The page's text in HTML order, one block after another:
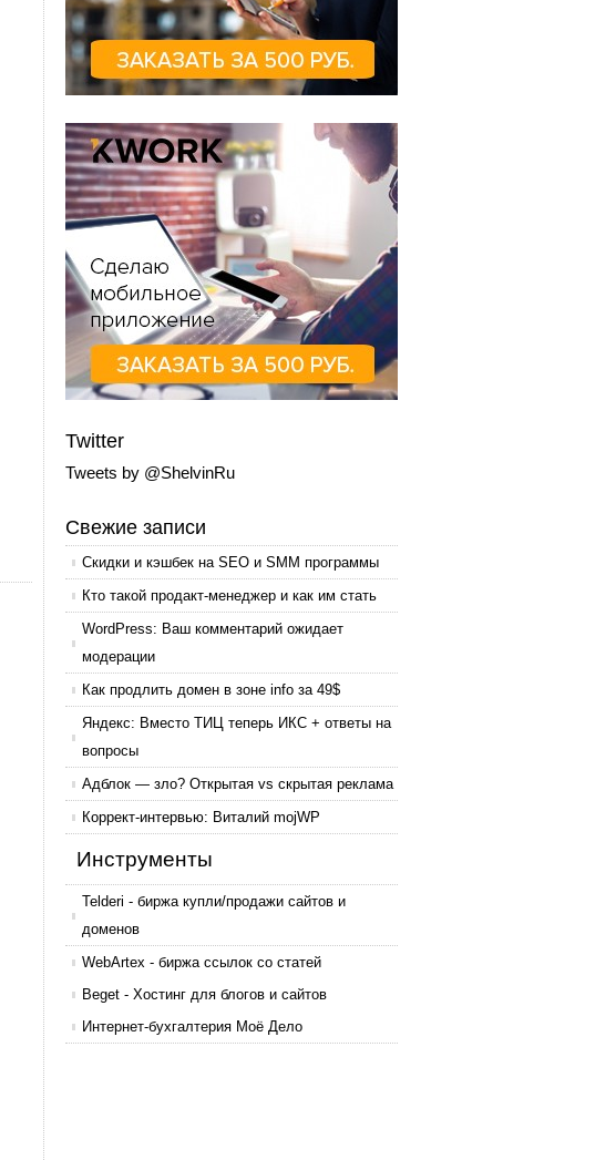
Twitter
Tweets by @ShelvinRu
Свежие записи
Скидки и кэшбек на SEO и SMM программы
Кто такой продакт-менеджер и как им стать
WordPress: Ваш комментарий ожидает
модерации
Как продлить домен в зоне info за 49$
Яндекс: Вместо ТИЦ теперь ИКС + ответы на
вопросы
Адблок — зло? Открытая vs скрытая реклама
Коррект-интервью: Виталий mojWP
Инструменты
Telderi - биржа купли/продажи сайтов и
доменов
WebArtex - биржа ссылок со статей
Beget - Хостинг для блогов и сайтов
Интернет-бухгалтерия Моё Дело